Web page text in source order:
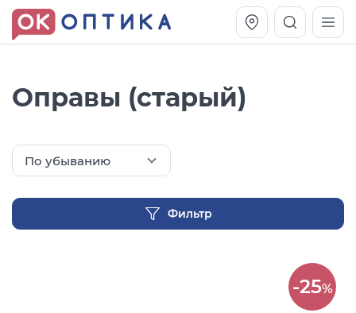
Оправы (старый)
По убыванию
Фильтр
-25%
Оправа Vogue OVO 4025